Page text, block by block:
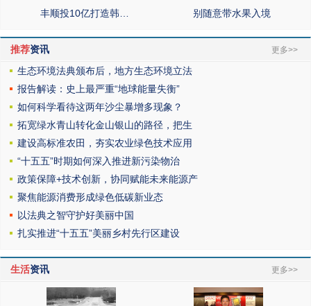
丰顺投10亿打造韩… 别随意带水果入境
推荐资讯 更多>>
生态环境法典颁布后，地方生态环境立法
报告解读：史上最严重“地球能量失衡”
如何科学看待这两年沙尘暴增多现象？
拓宽绿水青山转化金山银山的路径，把生
建设高标准农田，夯实农业绿色技术应用
“十五五”时期如何深入推进新污染物治
政策保障+技术创新，协同赋能未来能源产
聚焦能源消费形成绿色低碳新业态
以法典之智守护好美丽中国
扎实推进“十五五”美丽乡村先行区建设
生活资讯 更多>>